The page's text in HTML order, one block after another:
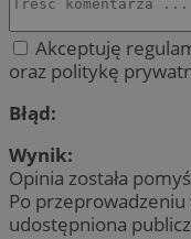
Akceptuję
oraz politykę
Błąd:
Wynik:
Opinia została
Po
udostępniona